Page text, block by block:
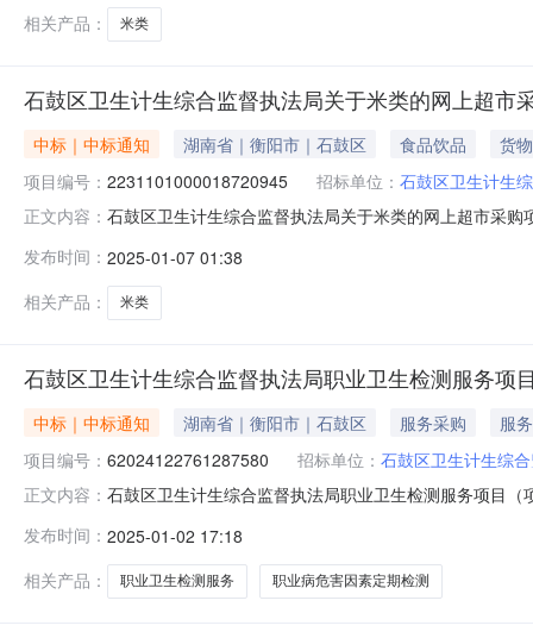
相关产品：
米类
石鼓区卫生计生综合监督执法局关于米类的网上超市
中标｜中标通知 湖南省｜衡阳市｜石鼓区 食品饮品
货物
项目编号： 2231101000018720945 招标单位： 石鼓区卫生计生
正文内容： 石鼓区卫生计生综合监督执法局关于米类的网上超市采
名称:湖南省衡阳市石鼓区报价起止时间:-二、采购单位
发布时间： 2025-01-07 01:38
相关产品：
米类
石鼓区卫生计生综合监督执法局职业卫生检测服务项
中标｜中标通知 湖南省｜衡阳市｜石鼓区 服务采购
服务
项目编号： 62024122761287580 招标单位： 石鼓区卫生计生综
正文内容： 石鼓区卫生计生综合监督执法局职业卫生检测服务项目
报价起止时间：2024-12-2711:38-2025-01-0211:38二
发布时间： 2025-01-02 17:18
相关产品：
职业卫生检测服务 职业病危害因素定期检测